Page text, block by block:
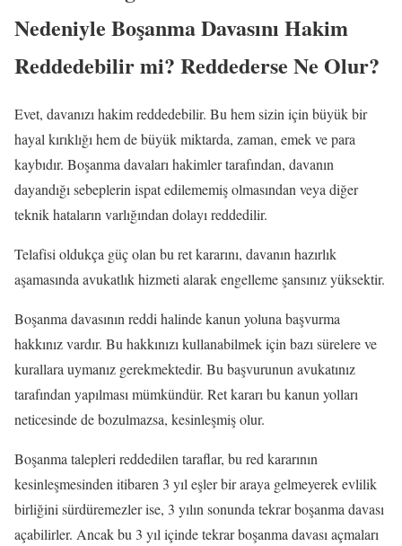
Nedeniyle Boşanma Davasını Hakim
Reddedebilir mi? Reddederse Ne Olur?
Evet, davanızı hakim reddedebilir. Bu hem sizin için büyük bir
hayal kırıklığı hem de büyük miktarda, zaman, emek ve para
kaybıdır. Boşanma davaları hakimler tarafından, davanın
dayandığı sebeplerin ispat edilememiş olmasından veya diğer
teknik hataların varlığından dolayı reddedilir.
Telafisi oldukça güç olan bu ret kararını, davanın hazırlık
aşamasında avukatlık hizmeti alarak engelleme şansınız yüksektir.
Boşanma davasının reddi halinde kanun yoluna başvurma
hakkınız vardır. Bu hakkınızı kullanabilmek için bazı sürelere ve
kurallara uymanız gerekmektedir. Bu başvurunun avukatınız
tarafından yapılması mümkündür. Ret kararı bu kanun yolları
neticesinde de bozulmazsa, kesinleşmiş olur.
Boşanma talepleri reddedilen taraflar, bu red kararının
kesinleşmesinden itibaren 3 yıl eşler bir araya gelmeyerek evlilik
birliğini sürdüremezler ise, 3 yılın sonunda tekrar boşanma davası
açabilirler. Ancak bu 3 yıl içinde tekrar boşanma davası açmaları